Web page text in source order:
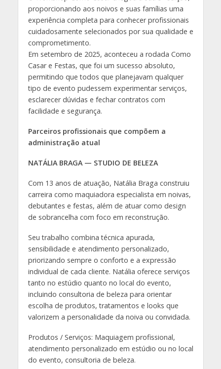
proporcionando aos noivos e suas famílias uma
experiência completa para conhecer profissionais
cuidadosamente selecionados por sua qualidade e
comprometimento.
Em setembro de 2025, aconteceu a rodada Como
Casar e Festas, que foi um sucesso absoluto,
permitindo que todos que planejavam qualquer
tipo de evento pudessem experimentar serviços,
esclarecer dúvidas e fechar contratos com
facilidade e segurança.
Parceiros profissionais que compõem a
administração atual
NATÁLIA BRAGA — STUDIO DE BELEZA
Com 13 anos de atuação, Natália Braga construiu
carreira como maquiadora especialista em noivas,
debutantes e festas, além de atuar como design
de sobrancelha com foco em reconstrução.
Seu trabalho combina técnica apurada,
sensibilidade e atendimento personalizado,
priorizando sempre o conforto e a expressão
individual de cada cliente. Natália oferece serviços
tanto no estúdio quanto no local do evento,
incluindo consultoria de beleza para orientar
escolha de produtos, tratamentos e looks que
valorizem a personalidade da noiva ou convidada.
Produtos / Serviços: Maquiagem profissional,
atendimento personalizado em estúdio ou no local
do evento, consultoria de beleza.